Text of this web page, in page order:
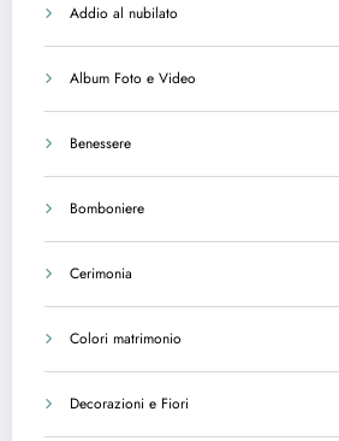
Addio al nubilato
Album Foto e Video
Benessere
Bomboniere
Cerimonia
Colori matrimonio
Decorazioni e Fiori